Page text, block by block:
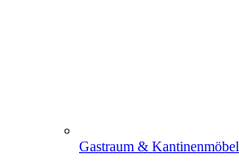
Gastraum & Kantinenmöbel